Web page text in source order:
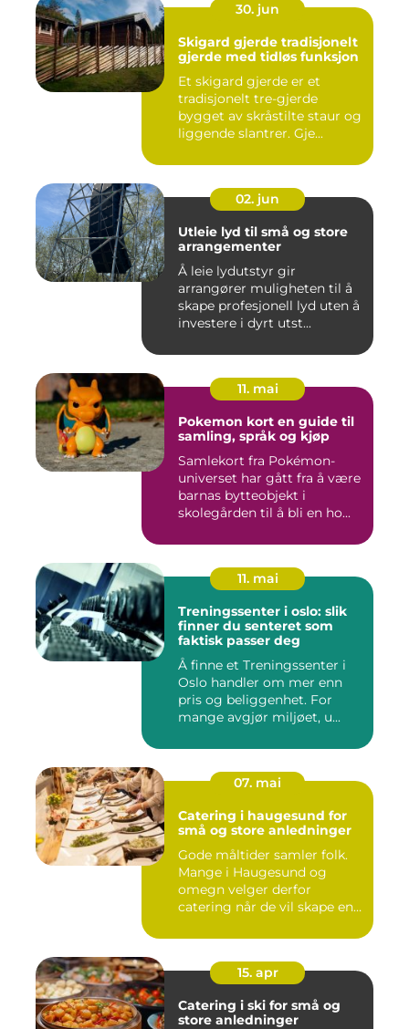
30. jun
Skigard gjerde tradisjonelt
gjerde med tidløs funksjon
Et skigard gjerde er et
tradisjonelt tre-gjerde
bygget av skråstilte staur og
liggende slantrer. Gje...
02. jun
Utleie lyd til små og store
arrangementer
Å leie lydutstyr gir
arrangører muligheten til å
skape profesjonell lyd uten å
investere i dyrt utst...
11. mai
Pokemon kort en guide til
samling, språk og kjøp
Samlekort fra Pokémon-
universet har gått fra å være
barnas bytteobjekt i
skolegården til å bli en ho...
11. mai
Treningssenter i oslo: slik
finner du senteret som
faktisk passer deg
Å finne et Treningssenter i
Oslo handler om mer enn
pris og beliggenhet. For
mange avgjør miljøet, u...
07. mai
Catering i haugesund for
små og store anledninger
Gode måltider samler folk.
Mange i Haugesund og
omegn velger derfor
catering når de vil skape en
15. apr
Catering i ski for små og
store anledninger